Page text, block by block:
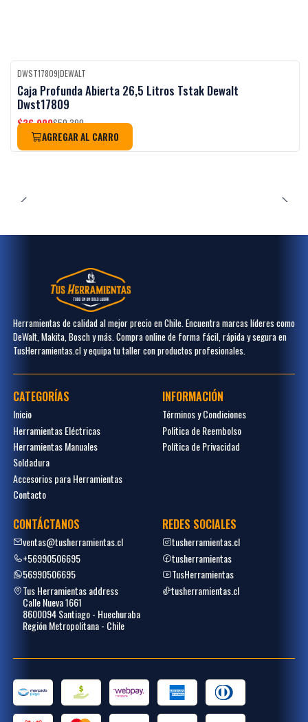
-27%OFF Black Week
DWST17809|DEWALT
Caja Profunda Abierta 26,5 Litros Tstak Dewalt
Dwst17809
$36.990$50.390
AGREGAR AL CARRO
Herramientas de calidad al mejor precio en Chile. Encuentra marcas líderes como
DeWalt, Makita, Bosch y más. Compra online de forma fácil, rápida y segura en
TusHerramientas.cl y equipa tu taller con productos profesionales.
CATEGORÍAS
Inicio
Herramientas Eléctricas
Herramientas Manuales
Soldadura
Accesorios para Herramientas
Contacto
INFORMACIÓN
Términos y Condiciones
Politica de Reembolso
Política de Privacidad
CONTÁCTANOS
ventas@tusherramientas.cl
+56990506695
56990506695
Tus Herramientas address
Calle Nueva 1661
8600094 Santiago - Huechuraba
Región Metropolitana - Chile
REDES SOCIALES
tusherramientas.cl
tusherramientas
TusHerramientas
tusherramientas.cl